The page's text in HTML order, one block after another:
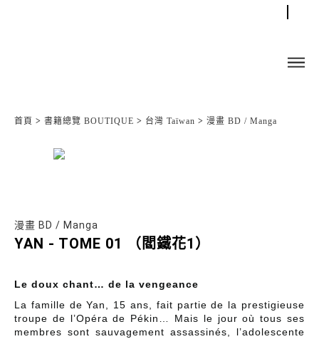
首頁 > 書籍總覽 BOUTIQUE > 台灣 Taïwan > 漫畫 BD / Manga
漫畫 BD / Manga
YAN - TOME 01 （閻鐵花1）
Le doux chant… de la vengeance
La famille de Yan, 15 ans, fait partie de la prestigieuse
troupe de l’Opéra de Pékin… Mais le jour où tous ses
membres sont sauvagement assassinés, l’adolescente